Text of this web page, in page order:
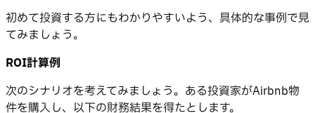
初めて投資する方にもわかりやすいよう、具体的な事例で見
てみましょう。
ROI計算例
次のシナリオを考えてみましょう。ある投資家がAirbnb物
件を購入し、以下の財務結果を得たとします。